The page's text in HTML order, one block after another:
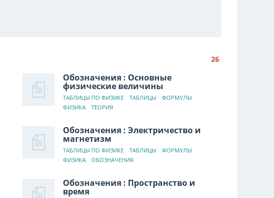
26
Обозначения : Основные
физические величины
ТАБЛИЦЫ ПО ФИЗИКЕ ТАБЛИЦЫ
ФОРМУЛЫ
ФИЗИКА
ТЕОРИЯ
Обозначения : Электричество и
магнетизм
ТАБЛИЦЫ ПО ФИЗИКЕ ТАБЛИЦЫ
ФОРМУЛЫ
ФИЗИКА
ОБОЗНАЧЕНИЯ
Обозначения : Пространство и
время